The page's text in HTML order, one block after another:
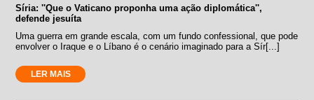
Síria: ''Que o Vaticano proponha uma ação diplomática'',
defende jesuíta
Uma guerra em grande escala, com um fundo confessional, que pode
envolver o Iraque e o Líbano é o cenário imaginado para a Sír[...]
LER MAIS